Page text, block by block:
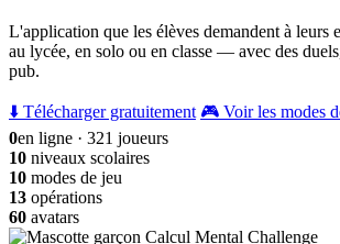
L'application que les élèves demandent à leurs
au lycée, en solo ou en classe — avec des
pub.
⬇️ Télécharger gratuitement 🎮 Voir les modes
0en ligne · 321 joueurs
10 niveaux scolaires
10 modes de jeu
13 opérations
60 avatars